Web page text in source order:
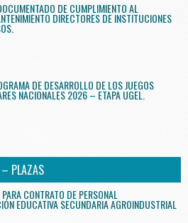
DE CUMPLIMIENTO AL
DIRECTORES DE INSTITUCIONES
DE DESARROLLO DE LOS JUEGOS
NACIONALES 2026 – ETAPA UGEL.
PLAZAS
CONTRATO DE PERSONAL
EDUCATIVA SECUNDARIA AGROINDUSTRIAL